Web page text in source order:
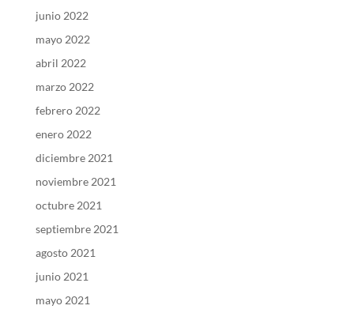
junio 2022
mayo 2022
abril 2022
marzo 2022
febrero 2022
enero 2022
diciembre 2021
noviembre 2021
octubre 2021
septiembre 2021
agosto 2021
junio 2021
mayo 2021